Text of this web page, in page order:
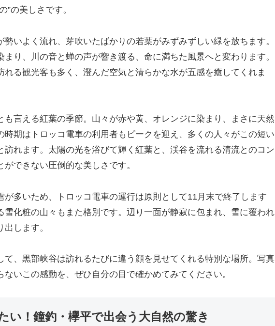
”の美しさです。
いよく流れ、芽吹いたばかりの若葉がみずみずしい緑を放ちます。
り、川の音と蝉の声が響き渡る、命に満ちた風景へと変わります。
る観光客も多く、澄んだ空気と清らかな水が五感を癒してくれま
も言える紅葉の季節。山々が赤や黄、オレンジに染まり、まさに天然
時期はトロッコ電車の利用者もピークを迎え、多くの人々がこの短い
訪れます。太陽の光を浴びて輝く紅葉と、渓谷を流れる清流とのコン
ができない圧倒的な美しさです。
が多いため、トロッコ電車の運行は原則として11月末で終了します
雪化粧の山々もまた格別です。辺り一面が静寂に包まれ、雪に覆われ
します。
て、黒部峡谷は訪れるたびに違う顔を見せてくれる特別な場所。写真
いこの感動を、ぜひ自分の目で確かめてみてください。
い！鐘釣・欅平で出会う大自然の驚き